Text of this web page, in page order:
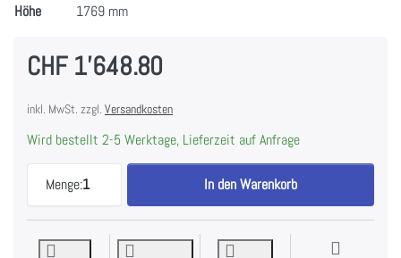
Höhe
1769 mm
CHF 1'648.80
inkl. MwSt. zzgl. Versandkosten
Wird bestellt 2-5 Werktage, Lieferzeit auf Anfrage
Menge:1
Electrolux IK2582BNR Kühl-/Gefrierkombination
In den Warenkorb